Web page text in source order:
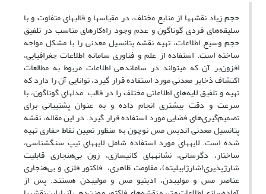
حجم زیاد نقشه­ها از منابع مختلف، در مقیاس­ها و قالب­های متفاوت و با
سلیقه‌های فردی گوناگون و عدم وجود راه‌کارهای مناسب در تلفیق
حجم وسیع اطلاعات، تهیه نقشه پتانسیل معدنی را با مشکل مواجه
ساخته است. استفاده از علم و فناوری سامانه اطلاعات ‌جغرافیایی،
افزون‌بر آن که می­تواند در ساماندهی اطلاعات مربوط به مطالعات
اکتشاف ذخایر معدنی مورد استفاده قرار ‌گیرد، توانایی آن را دارد که
تهیه و تلفیق لایه‌های اطلاعاتی مختلف را در قالب مدل­های گوناگون، با
سرعت و دقت بیشتری انجام داده و به عنوان پشتیبانی برای
تصمیم‌گیری‌های فضایی مورد استفاده قرار گیرد. در این مقاله، نقشه
پتانسیل معدنی اندیس مس نوچون به منظور تعیین نقاط حفاری تهیه
شده است. لایه­های مورد استفاده شامل لایه­های تیپ سنگ­شناسی،
ساختار، دگرسانی، نشانه­های کانی­سازی، زون بی‌هنجاری قابلیت
شارژپذیری(شارژابیلیته)، مقاومت ظاهری، فاکتور فلزی و بی‌هنجاری
عناصر مس و مولیبدن، ادیتیو مس و مولیبدن هستند. پس از